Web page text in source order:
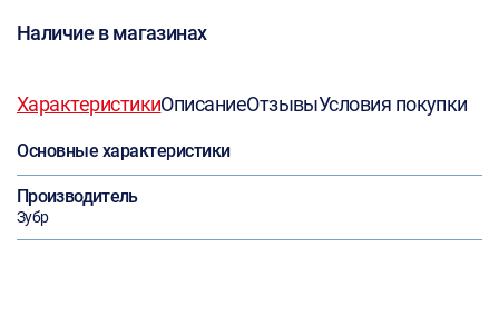
Наличие в магазинах
ХарактеристикиОписаниеОтзывыУсловия покупки
Основные характеристики
Производитель
Зубр